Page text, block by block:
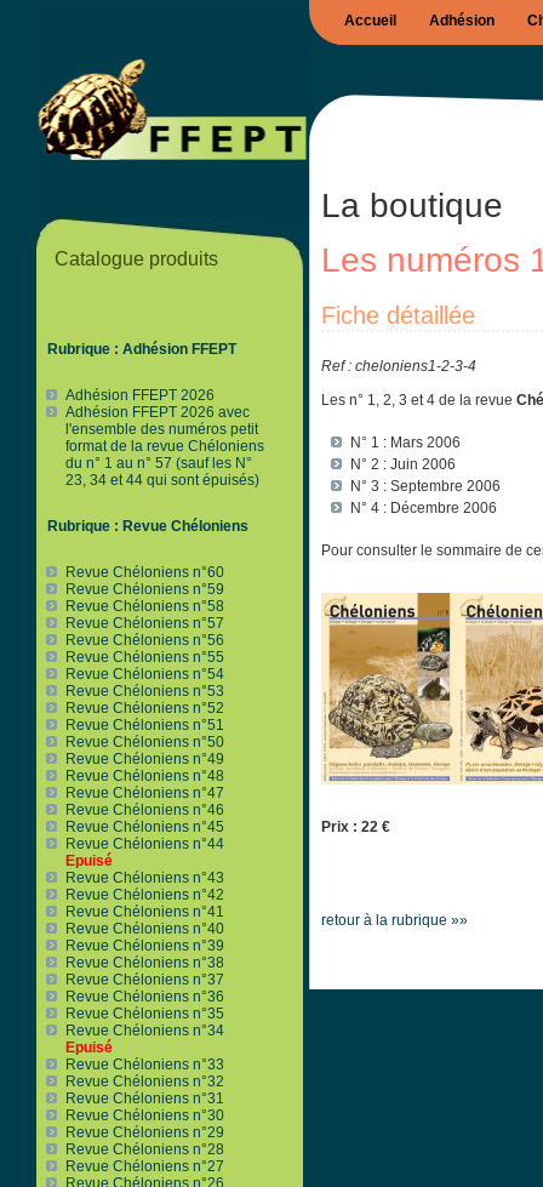
Accueil Adhésion
La boutique
Les numéros
Fiche détaillée
Ref : cheloniens1-2-3-4
Les n° 1, 2, 3 et 4 de la revue
N° 1 : Mars 2006
N° 2 : Juin 2006
N° 3 : Septembre 2006
N° 4 : Décembre 2006
Pour consulter le sommaire de
Prix : 22 €
retour à la rubrique »»
Catalogue produits
Rubrique : Adhésion FFEPT
Adhésion FFEPT 2026
Adhésion FFEPT 2026 avec
l'ensemble des numéros petit
format de la revue Chéloniens
du n° 1 au n° 57 (sauf les N°
23, 34 et 44 qui sont épuisés)
Rubrique : Revue Chéloniens
Revue Chéloniens n°60
Revue Chéloniens n°59
Revue Chéloniens n°58
Revue Chéloniens n°57
Revue Chéloniens n°56
Revue Chéloniens n°55
Revue Chéloniens n°54
Revue Chéloniens n°53
Revue Chéloniens n°52
Revue Chéloniens n°51
Revue Chéloniens n°50
Revue Chéloniens n°49
Revue Chéloniens n°48
Revue Chéloniens n°47
Revue Chéloniens n°46
Revue Chéloniens n°45
Revue Chéloniens n°44
Epuisé
Revue Chéloniens n°43
Revue Chéloniens n°42
Revue Chéloniens n°41
Revue Chéloniens n°40
Revue Chéloniens n°39
Revue Chéloniens n°38
Revue Chéloniens n°37
Revue Chéloniens n°36
Revue Chéloniens n°35
Revue Chéloniens n°34
Epuisé
Revue Chéloniens n°33
Revue Chéloniens n°32
Revue Chéloniens n°31
Revue Chéloniens n°30
Revue Chéloniens n°29
Revue Chéloniens n°28
Revue Chéloniens n°27
Revue Chéloniens n°26